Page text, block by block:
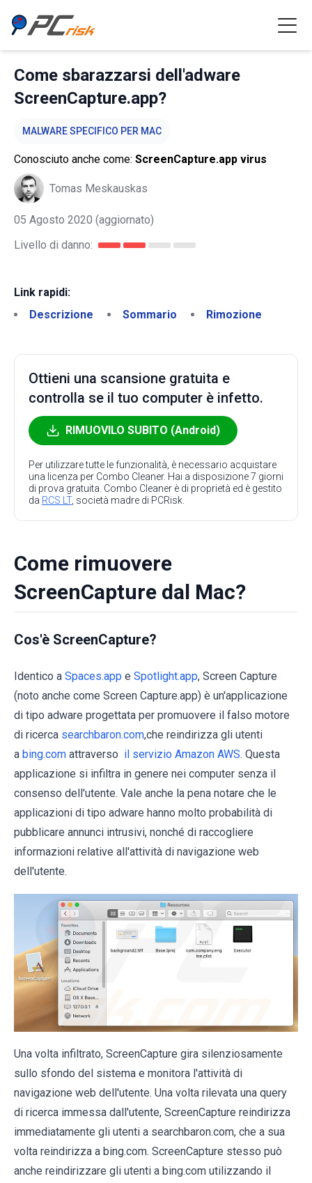
Come sbarazzarsi dell'adware
ScreenCapture.app?
MALWARE SPECIFICO PER MAC
Conosciuto anche come: ScreenCapture.app virus
Tomas Meskauskas
05 Agosto 2020 (aggiornato)
Livello di danno:
Link rapidi:
Descrizione
Sommario Rimozione
Ottieni una scansione gratuita e
controlla se il tuo computer è infetto.
RIMUOVILO SUBITO (Android)
Per utilizzare tutte le funzionalità, è necessario acquistare
una licenza per Combo Cleaner. Hai a disposizione 7 giorni
di prova gratuita. Combo Cleaner è di proprietà ed è gestito
da RCS LT, società madre di PCRisk.
Come rimuovere
ScreenCapture dal Mac?
Cos'è ScreenCapture?
Identico a Spaces.app e Spotlight.app, Screen Capture
(noto anche come Screen Capture.app) è un'applicazione
di tipo adware progettata per promuovere il falso motore
di ricerca searchbaron.com,che reindirizza gli utenti
a bing.com attraverso il servizio Amazon AWS. Questa
applicazione si infiltra in genere nei computer senza il
consenso dell'utente. Vale anche la pena notare che le
applicazioni di tipo adware hanno molto probabilità di
pubblicare annunci intrusivi, nonché di raccogliere
informazioni relative all'attività di navigazione web
dell'utente.
Una volta infiltrato, ScreenCapture gira silenziosamente
sullo sfondo del sistema e monitora l'attività di
navigazione web dell'utente. Una volta rilevata una query
di ricerca immessa dall'utente, ScreenCapture reindirizza
immediatamente gli utenti a searchbaron.com, che a sua
volta reindirizza a bing.com. ScreenCapture stesso può
anche reindirizzare gli utenti a bing.com utilizzando il